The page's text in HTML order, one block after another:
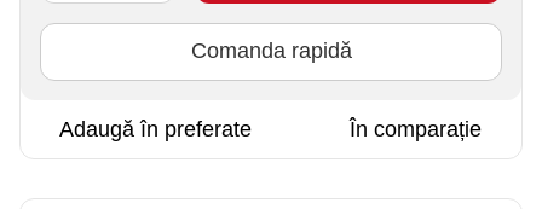
Comanda rapidă
Adaugă în preferate În comparație